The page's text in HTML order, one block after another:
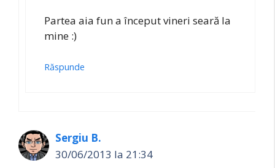
Partea aia fun a început vineri seară la
mine :)
Răspunde
Sergiu B.
30/06/2013 la 21:34